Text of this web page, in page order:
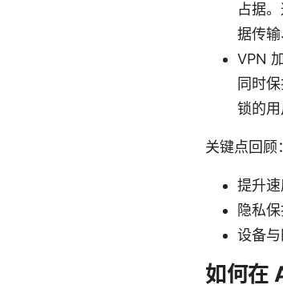
占据
据传
VPN
同时
锁的
关键点回顾：
提升
隐私
设备
如何在